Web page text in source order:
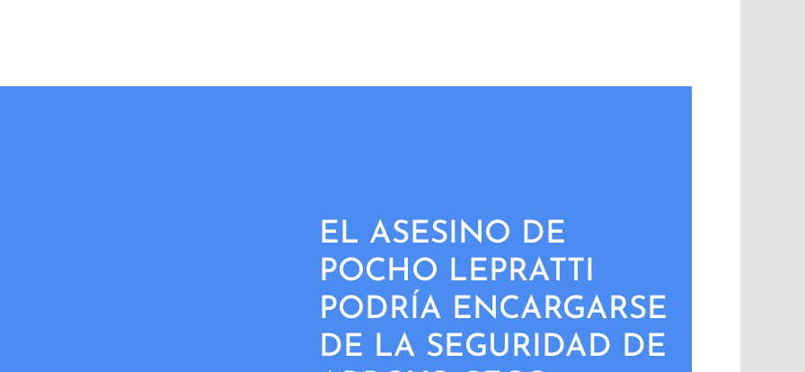
EL ASESINO DE
POCHO LEPRATTI
PODRÍA ENCARGARSE
DE LA SEGURIDAD DE